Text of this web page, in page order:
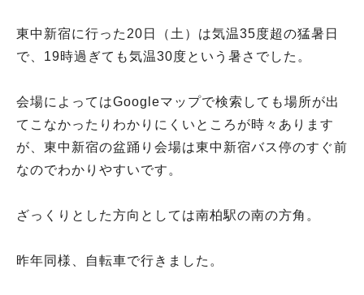
東中新宿に行った20日（土）は気温35度超の猛暑日
で、19時過ぎても気温30度という暑さでした。
会場によってはGoogleマップで検索しても場所が出
てこなかったりわかりにくいところが時々あります
が、東中新宿の盆踊り会場は東中新宿バス停のすぐ前
なのでわかりやすいです。
ざっくりとした方向としては南柏駅の南の方角。
昨年同様、自転車で行きました。